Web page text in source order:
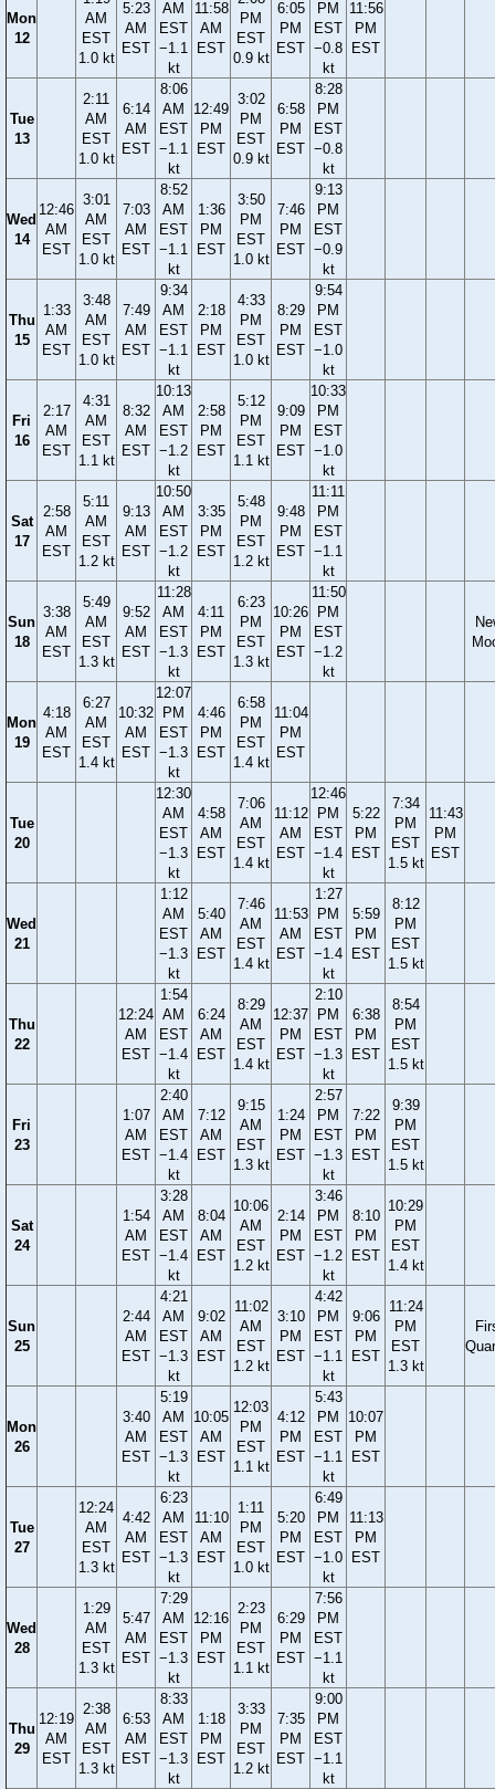
Mon
12
AM
EST
1.0 kt
5:23
AM
EST
AM
EST
−1.1
kt
11:58
AM
EST
PM
EST
0.9 kt
6:05
PM
EST
PM
EST
−0.8
kt
11:56
PM
EST
Tue
13
2:11
AM
EST
1.0 kt
6:14
AM
EST
8:06
AM
EST
−1.1
kt
12:49
PM
EST
3:02
PM
EST
0.9 kt
6:58
PM
EST
8:28
PM
EST
−0.8
kt
Wed
14
12:46
AM
EST
3:01
AM
EST
1.0 kt
7:03
AM
EST
8:52
AM
EST
−1.1
kt
1:36
PM
EST
3:50
PM
EST
1.0 kt
7:46
PM
EST
9:13
PM
EST
−0.9
kt
Thu
15
1:33
AM
EST
3:48
AM
EST
1.0 kt
7:49
AM
EST
9:34
AM
EST
−1.1
kt
2:18
PM
EST
4:33
PM
EST
1.0 kt
8:29
PM
EST
9:54
PM
EST
−1.0
kt
Fri
16
2:17
AM
EST
4:31
AM
EST
1.1 kt
8:32
AM
EST
10:13
AM
EST
−1.2
kt
2:58
PM
EST
5:12
PM
EST
1.1 kt
9:09
PM
EST
10:33
PM
EST
−1.0
kt
Sat
17
2:58
AM
EST
5:11
AM
EST
1.2 kt
9:13
AM
EST
10:50
AM
EST
−1.2
kt
3:35
PM
EST
5:48
PM
EST
1.2 kt
9:48
PM
EST
11:11
PM
EST
−1.1
kt
Sun
18
3:38
AM
EST
5:49
AM
EST
1.3 kt
9:52
AM
EST
11:28
AM
EST
−1.3
kt
4:11
PM
EST
6:23
PM
EST
1.3 kt
10:26
PM
EST
11:50
PM
EST
−1.2
kt
Mon
19
4:18
AM
EST
6:27
AM
EST
1.4 kt
10:32
AM
EST
12:07
PM
EST
−1.3
kt
4:46
PM
EST
6:58
PM
EST
1.4 kt
11:04
PM
EST
Tue
20
12:30
AM
EST
−1.3
kt
4:58
AM
EST
7:06
AM
EST
1.4 kt
11:12
AM
EST
12:46
PM
EST
−1.4
kt
5:22
PM
EST
7:34
PM
EST
1.5 kt
11:43
PM
EST
Wed
21
1:12
AM
EST
−1.3
kt
5:40
AM
EST
7:46
AM
EST
1.4 kt
11:53
AM
EST
1:27
PM
EST
−1.4
kt
5:59
PM
EST
8:12
PM
EST
1.5 kt
Thu
22
12:24
AM
EST
1:54
AM
EST
−1.4
kt
6:24
AM
EST
8:29
AM
EST
1.4 kt
12:37
PM
EST
2:10
PM
EST
−1.3
kt
6:38
PM
EST
8:54
PM
EST
1.5 kt
Fri
23
1:07
AM
EST
2:40
AM
EST
−1.4
kt
7:12
AM
EST
9:15
AM
EST
1.3 kt
1:24
PM
EST
2:57
PM
EST
−1.3
kt
7:22
PM
EST
9:39
PM
EST
1.5 kt
Sat
24
1:54
AM
EST
3:28
AM
EST
−1.4
kt
8:04
AM
EST
10:06
AM
EST
1.2 kt
2:14
PM
EST
3:46
PM
EST
−1.2
kt
8:10
PM
EST
10:29
PM
EST
1.4 kt
Sun
25
2:44
AM
EST
4:21
AM
EST
−1.3
kt
9:02
AM
EST
11:02
AM
EST
1.2 kt
3:10
PM
EST
4:42
PM
EST
−1.1
kt
9:06
PM
EST
11:24
PM
EST
1.3 kt
Mon
26
3:40
AM
EST
5:19
AM
EST
−1.3
kt
10:05
AM
EST
12:03
PM
EST
1.1 kt
4:12
PM
EST
5:43
PM
EST
−1.1
kt
10:07
PM
EST
Tue
27
12:24
AM
EST
1.3 kt
4:42
AM
EST
6:23
AM
EST
−1.3
kt
11:10
AM
EST
1:11
PM
EST
1.0 kt
5:20
PM
EST
6:49
PM
EST
−1.0
kt
11:13
PM
EST
Wed
28
1:29
AM
EST
1.3 kt
5:47
AM
EST
7:29
AM
EST
−1.3
kt
12:16
PM
EST
2:23
PM
EST
1.1 kt
6:29
PM
EST
7:56
PM
EST
−1.1
kt
Thu
29
12:19
AM
EST
2:38
AM
EST
1.3 kt
6:53
AM
EST
8:33
AM
EST
−1.3
kt
1:18
PM
EST
3:33
PM
EST
1.2 kt
7:35
PM
EST
9:00
PM
EST
−1.1
kt